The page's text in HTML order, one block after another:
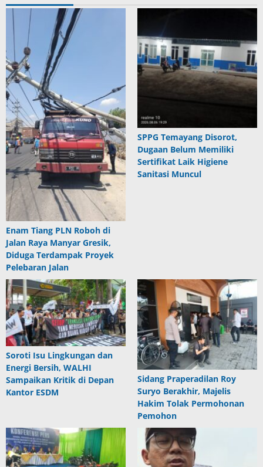
Enam Tiang PLN Roboh di
Jalan Raya Manyar Gresik,
Diduga Terdampak Proyek
Pelebaran Jalan
SPPG Temayang Disorot,
Dugaan Belum Memiliki
Sertifikat Laik Higiene
Sanitasi Muncul
Soroti Isu Lingkungan dan
Energi Bersih, WALHI
Sampaikan Kritik di Depan
Kantor ESDM
Sidang Praperadilan Roy
Suryo Berakhir, Majelis
Hakim Tolak Permohonan
Pemohon